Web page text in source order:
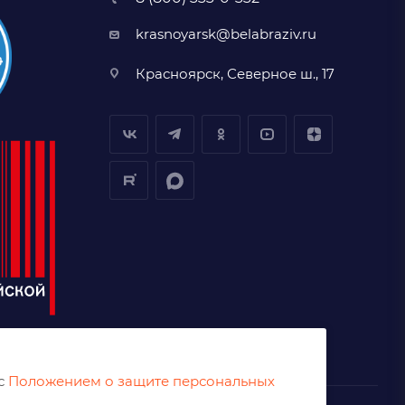
krasnoyarsk@belabraziv.ru
Красноярск, Северное ш., 17
Положением о защите персональных